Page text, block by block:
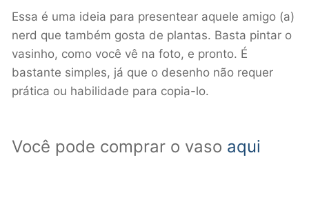
Essa é uma ideia para presentear aquele amigo (a)
nerd que também gosta de plantas. Basta pintar o
vasinho, como você vê na foto, e pronto. É
bastante simples, já que o desenho não requer
prática ou habilidade para copia-lo.
Você pode comprar o vaso aqui